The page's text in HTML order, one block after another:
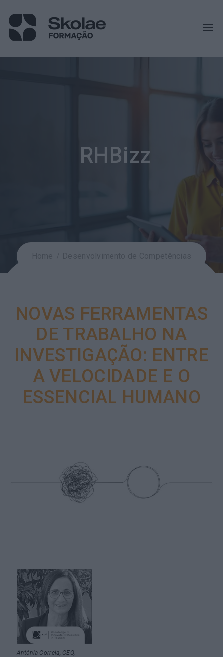
RHBizz
NOVAS FERRAMENTAS
DE TRABALHO NA
INVESTIGAÇÃO: ENTRE
A VELOCIDADE E O
ESSENCIAL HUMANO
Antónia Correia, CEO,